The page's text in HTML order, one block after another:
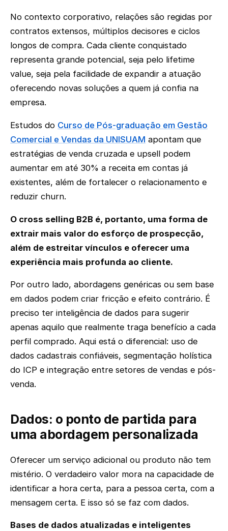
No contexto corporativo, relações são regidas por
contratos extensos, múltiplos decisores e ciclos
longos de compra. Cada cliente conquistado
representa grande potencial, seja pelo lifetime
value, seja pela facilidade de expandir a atuação
oferecendo novas soluções a quem já confia na
empresa.
Estudos do Curso de Pós-graduação em Gestão
Comercial e Vendas da UNISUAM apontam que
estratégias de venda cruzada e upsell podem
aumentar em até 30% a receita em contas já
existentes, além de fortalecer o relacionamento e
reduzir churn.
O cross selling B2B é, portanto, uma forma de
extrair mais valor do esforço de prospecção,
além de estreitar vínculos e oferecer uma
experiência mais profunda ao cliente.
Por outro lado, abordagens genéricas ou sem base
em dados podem criar fricção e efeito contrário. É
preciso ter inteligência de dados para sugerir
apenas aquilo que realmente traga benefício a cada
perfil comprado. Aqui está o diferencial: uso de
dados cadastrais confiáveis, segmentação holística
do ICP e integração entre setores de vendas e pós-
venda.
Dados: o ponto de partida para
uma abordagem personalizada
Oferecer um serviço adicional ou produto não tem
mistério. O verdadeiro valor mora na capacidade de
identificar a hora certa, para a pessoa certa, com a
mensagem certa. E isso só se faz com dados.
Bases de dados atualizadas e inteligentes